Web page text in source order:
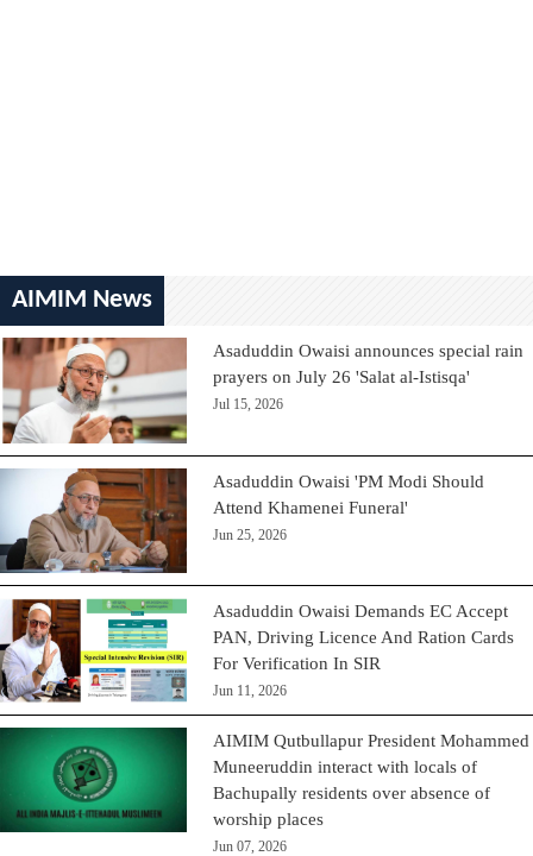
AIMIM News
Asaduddin Owaisi announces special rain
prayers on July 26 'Salat al-Istisqa'
Jul 15, 2026
Asaduddin Owaisi 'PM Modi Should
Attend Khamenei Funeral'
Jun 25, 2026
Asaduddin Owaisi Demands EC Accept
PAN, Driving Licence And Ration Cards
For Verification In SIR
Jun 11, 2026
AIMIM Qutbullapur President Mohammed
Muneeruddin interact with locals of
Bachupally residents over absence of
worship places
Jun 07, 2026